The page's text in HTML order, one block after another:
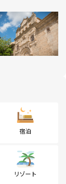
宿泊
リゾート